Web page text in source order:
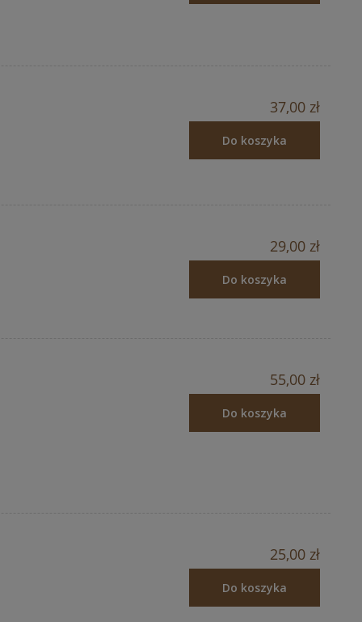
37,00 zł
Do koszyka
29,00 zł
Do koszyka
55,00 zł
Do koszyka
25,00 zł
Do koszyka